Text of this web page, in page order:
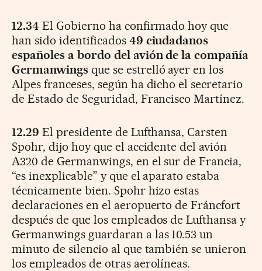
12.34 El Gobierno ha confirmado hoy que
han sido identificados 49 ciudadanos
españoles a bordo del avión de la compañía
Germanwingsque se estrelló ayer en los
Alpes franceses, según ha dicho el secretario
de Estado de Seguridad, Francisco Martínez.
12.29 El presidente de Lufthansa, Carsten
Spohr, dijo hoy que el accidente del avión
A320 de Germanwings, en el sur de Francia,
“es inexplicable” y que el aparato estaba
técnicamente bien. Spohr hizo estas
declaraciones en el aeropuerto de Fráncfort
después de que los empleados de Lufthansa y
Germanwings guardaran a las 10.53 un
minuto de silencio al que también se unieron
los empleados de otras aerolíneas.